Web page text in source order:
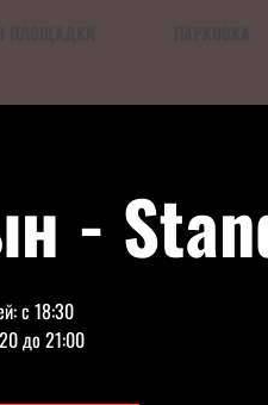
-
с 18:30
до 21:00